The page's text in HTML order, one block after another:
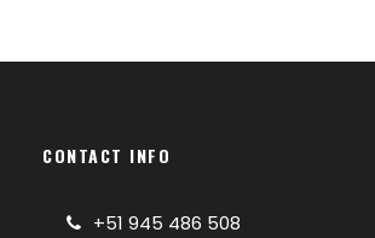
CONTACT INFO
+51 945 486 508